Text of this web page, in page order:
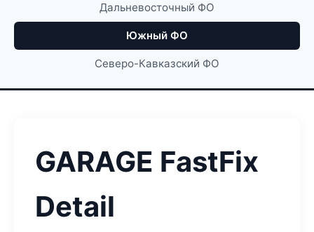
Дальневосточный ФО
Южный ФО
Северо-Кавказский ФО
GARAGE FastFix
Detail